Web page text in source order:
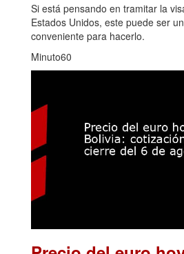
Si está pensando en tramitar la
Estados Unidos, este puede ser
conveniente para hacerlo.
Minuto60